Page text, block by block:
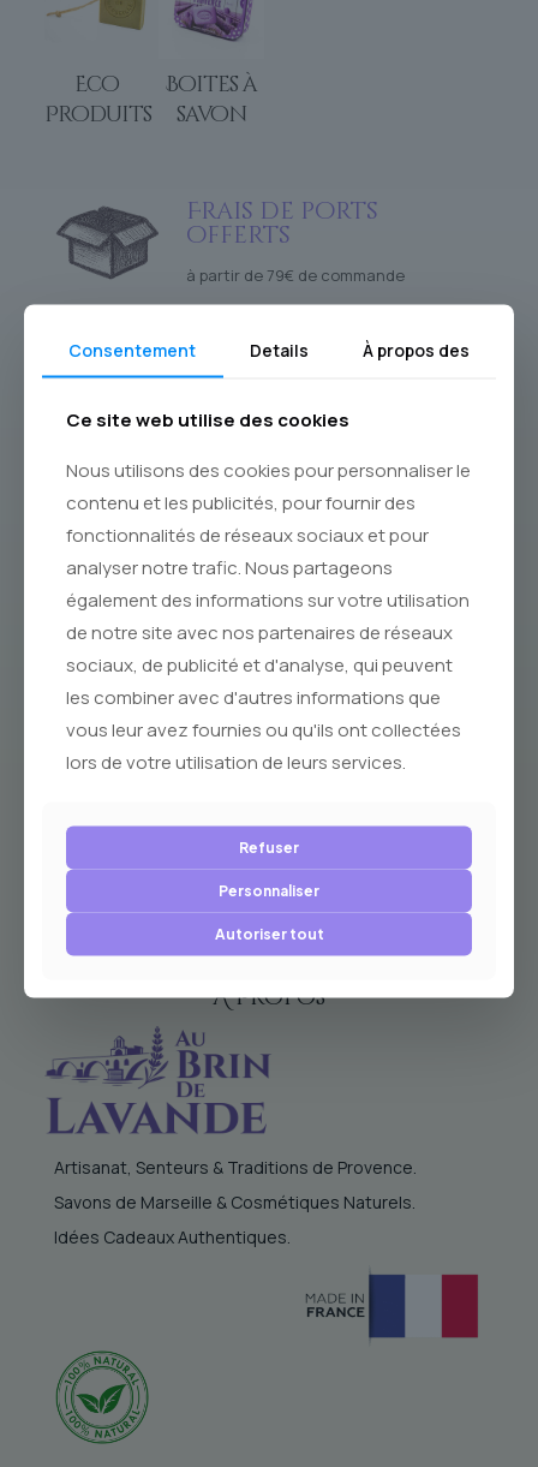
Eco
Produits
Boites à
savon
Frais de ports
offerts
à partir de 79€ de commande
Expédition en 48H
Dès réception de commande
Fabrication
Française
Paiements Sécurisés
Par Payplug
À Propos
Artisanat, Senteurs & Traditions de Provence.
Savons de Marseille & Cosmétiques Naturels.
Idées Cadeaux Authentiques.
Consentement Details À propos des
Ce site web utilise des cookies
Nous utilisons des cookies pour personnaliser le
contenu et les publicités, pour fournir des
fonctionnalités de réseaux sociaux et pour
analyser notre trafic. Nous partageons
également des informations sur votre utilisation
de notre site avec nos partenaires de réseaux
sociaux, de publicité et d'analyse, qui peuvent
les combiner avec d'autres informations que
vous leur avez fournies ou qu'ils ont collectées
lors de votre utilisation de leurs services.
Refuser
Personnaliser
Autoriser tout